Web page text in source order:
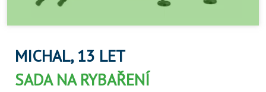
MICHAL, 13 LET
SADA NA RYBAŘENÍ